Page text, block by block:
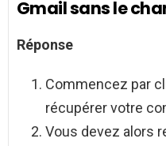
Gmail sans le
Réponse
Commencez par
récupérer votre
Vous devez alors